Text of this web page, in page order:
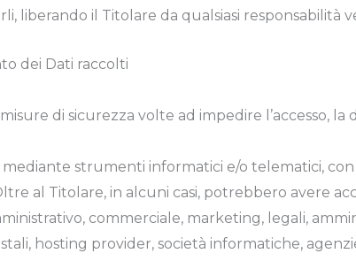
liberando il Titolare da qualsiasi responsabilità
dei Dati raccolti
di sicurezza volte ad impedire l’accesso,
strumenti informatici e/o telematici,
al Titolare, in alcuni casi, potrebbero avere
commerciale, marketing, legali,
hosting provider, società informatiche,